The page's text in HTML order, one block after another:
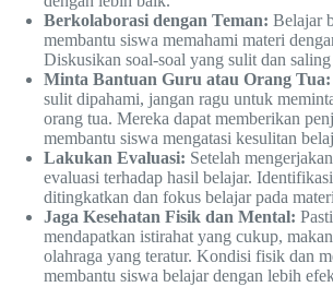
Berkolaborasi dengan Teman: Belajar
membantu siswa memahami materi
Diskusikan soal-soal yang sulit dan
Minta Bantuan Guru atau Orang Tua:
sulit dipahami, jangan ragu untuk
orang tua. Mereka dapat memberikan
membantu siswa mengatasi kesulitan
Lakukan Evaluasi: Setelah
evaluasi terhadap hasil belajar.
ditingkatkan dan fokus belajar pada
Jaga Kesehatan Fisik dan Mental:
mendapatkan istirahat yang cukup,
olahraga yang teratur. Kondisi fisik dan
membantu siswa belajar dengan lebih